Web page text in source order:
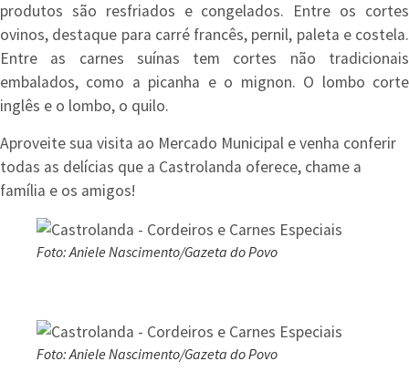
produtos são resfriados e congelados. Entre os cortes
ovinos, destaque para carré francês, pernil, paleta e costela.
Entre as carnes suínas tem cortes não tradicionais
embalados, como a picanha e o mignon. O lombo corte
inglês e o lombo, o quilo.
Aproveite sua visita ao Mercado Municipal e venha conferir
todas as delícias que a Castrolanda oferece, chame a
família e os amigos!
Foto: Aniele Nascimento/Gazeta do Povo
Foto: Aniele Nascimento/Gazeta do Povo